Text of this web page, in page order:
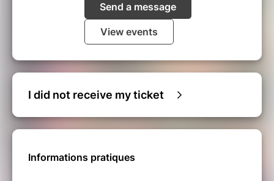
Send a message
View events
I did not receive my ticket
Informations pratiques